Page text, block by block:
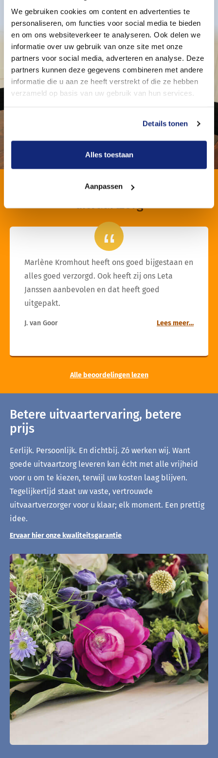
We gebruiken cookies om content en advertenties te
personaliseren, om functies voor social media te bieden
en om ons websiteverkeer te analyseren. Ook delen we
informatie over uw gebruik van onze site met onze
partners voor social media, adverteren en analyse. Deze
partners kunnen deze gegevens combineren met andere
informatie die u aan ze heeft verstrekt of die ze hebben
verzameld op basis van uw gebruik van hun services.
Details tonen
Alles toestaan
Aanpassen
Dit vinden nabestaanden van onze
uitvaartzorg
Marlène Kromhout heeft ons goed bijgestaan en
alles goed verzorgd. Ook heeft zij ons Leta
Janssen aanbevolen en dat heeft goed
uitgepakt.
J. van Goor Lees meer…
Alle beoordelingen lezen
Betere uitvaartervaring, betere
prijs
Eerlijk. Persoonlijk. En dichtbij. Zó werken wij. Want
goede uitvaartzorg leveren kan écht met alle vrijheid
voor u om te kiezen, terwijl uw kosten laag blijven.
Tegelijkertijd staat uw vaste, vertrouwde
uitvaartverzorger voor u klaar; elk moment. Een prettig
idee.
Ervaar hier onze kwaliteitsgarantie